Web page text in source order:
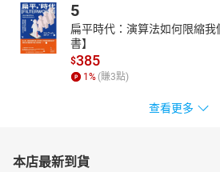
5
扁平時代：演算法如何限縮
書】
$385
1 % (賺3點)
查看更多
本店最新到貨